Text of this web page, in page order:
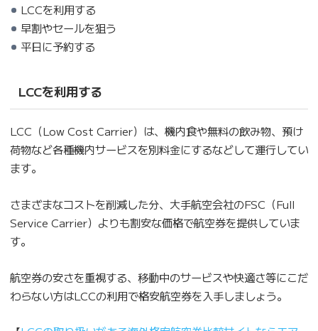
LCCを利用する
早割やセールを狙う
平日に予約する
LCCを利用する
LCC（Low Cost Carrier）は、機内食や無料の飲み物、預け
荷物など各種機内サービスを別料金にするなどして運行してい
ます。
さまざまなコストを削減した分、大手航空会社のFSC（Full
Service Carrier）よりも割安な価格で航空券を提供していま
す。
航空券の安さを重視する、移動中のサービスや快適さ等にこだ
わらない方はLCCの利用で格安航空券を入手しましょう。